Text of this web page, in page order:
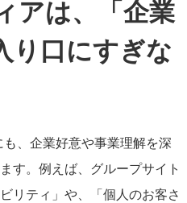
アは、「企業
り口にすぎな
も、企業好意や事業理解を深
す。例えば、グループサイト
リティ」や、「個人のお客さ